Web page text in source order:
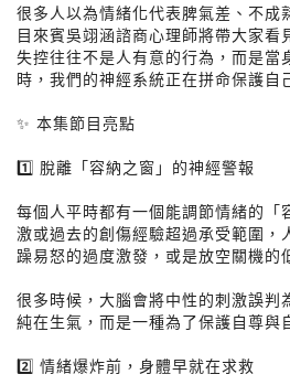
很多人以為情緒化代表脾氣差、不成
目來賓吳翊涵諮商心理師將帶大家看
失控往往不是人有意的行為，而是當
時，我們的神經系統正在拼命保護自
✨ 本集節目亮點
1️⃣ 脫離「容納之窗」的神經警報
每個人平時都有一個能調節情緒的「
激或過去的創傷經驗超過承受範圍，
躁易怒的過度激發，或是放空關機的
很多時候，大腦會將中性的刺激誤判
純在生氣，而是一種為了保護自尊與
2️⃣ 情緒爆炸前，身體早就在求救